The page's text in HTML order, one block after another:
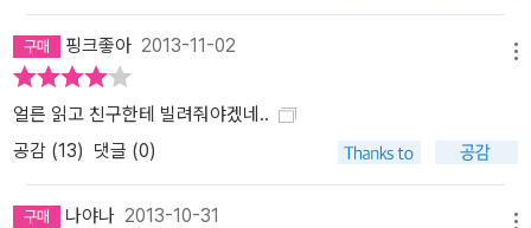
핑크좋아 2013-11-02
얼른 읽고 친구한테 빌려줘야겠네..
공감 (13) 댓글 (0)
나야나 2013-10-31